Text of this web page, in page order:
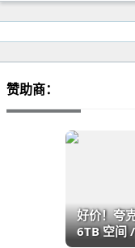
赞助商：
好价！夸
6TB 空间